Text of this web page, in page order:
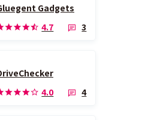
Gadgets
4.7
3
4.0
4